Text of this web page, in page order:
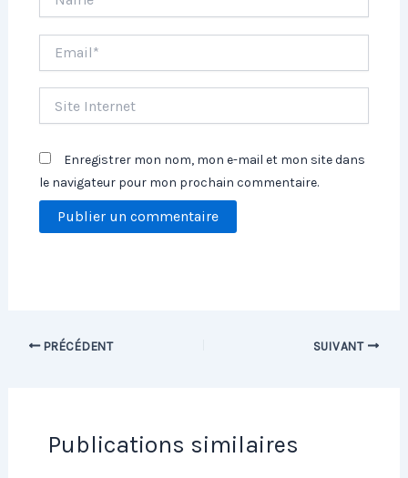
Internet
Enregistrer mon nom, mon e-mail et mon site dans
le navigateur pour mon prochain commentaire.
PRÉCÉDENT SUIVANT
Publications similaires